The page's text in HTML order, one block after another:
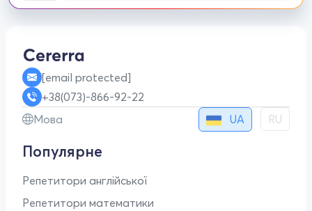
[email protected]
+38(073)-866-92-22
Мова
UA RU
Популярне
Репетитори англійської
Репетитори математики